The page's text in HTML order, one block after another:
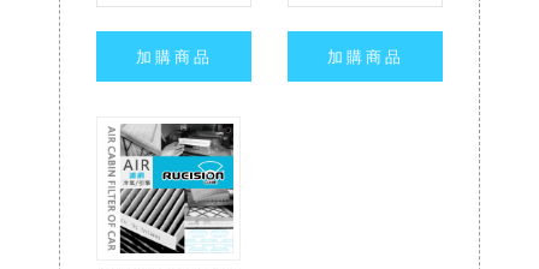
加購商品 加購商品